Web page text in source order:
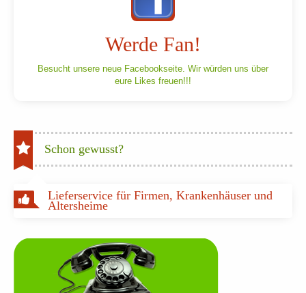
Werde Fan!
Besucht unsere neue Facebookseite. Wir würden uns über
eure Likes freuen!!!
Schon gewusst?
Lieferservice für Firmen, Krankenhäuser und
Altersheime